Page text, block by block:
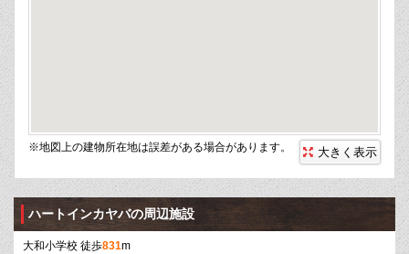
※地図上の建物所在地は誤差がある場合があります。 大きく表示
ハートインカヤバの周辺施設
大和小学校 徒歩831m